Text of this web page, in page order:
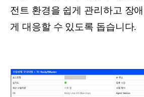
전트 환경을 쉽게 관리하고 장
게 대응할 수 있도록 돕습니다.